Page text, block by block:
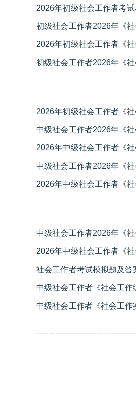
2026年初级社会工作者考
初级社会工作者2026年《
2026年初级社会工作者《
初级社会工作者2026年《
2026年初级社会工作者《
中级社会工作者2026年《
2026年中级社会工作者《
中级社会工作者2026年《
2026年中级社会工作者《
中级社会工作者2026年《
2026年中级社会工作者《
社会工作者考试模拟题及答
中级社会工作者《社会工
中级社会工作者《社会工